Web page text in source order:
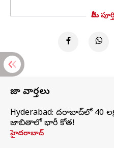
మీరు
తాజా వార్తలు
Hyderabad: హైదరాబాద్‌లో 40
జాబితాలో భారీ కోత!
హైదరాబాద్